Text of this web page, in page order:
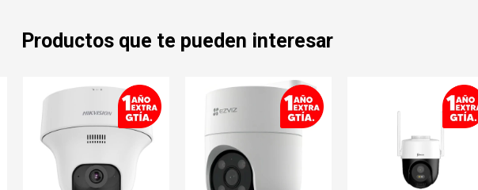
Productos que te pueden interesar